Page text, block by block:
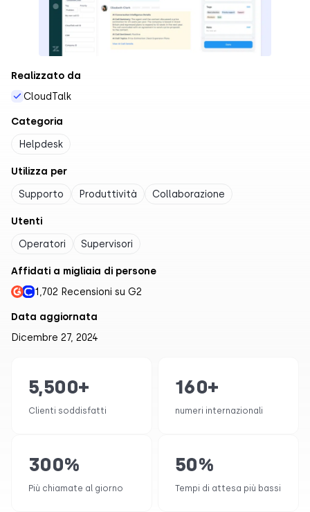
Realizzato da
CloudTalk
Categoria
Helpdesk
Utilizza per
Supporto Produttività Collaborazione
Utenti
Operatori Supervisori
Affidati a migliaia di persone
1,702 Recensioni su G2
Data aggiornata
Dicembre 27, 2024
5,500+
Clienti soddisfatti
160+
numeri internazionali
300%
Più chiamate al giorno
50%
Tempi di attesa più bassi